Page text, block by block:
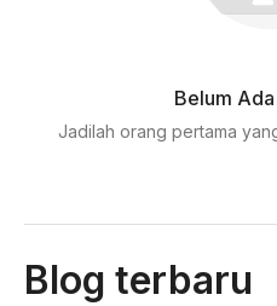
Belum
Jadilah orang pertama
Blog terbaru